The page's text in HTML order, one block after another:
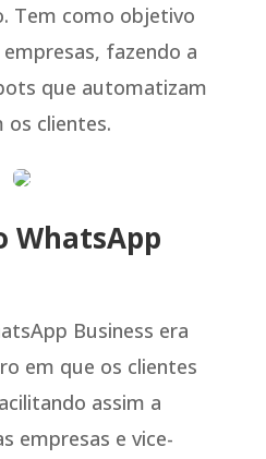
Tem como objetivo
fazendo a
que automatizam
os clientes.
WhatsApp
Business era
em que os clientes
assim a
empresas e vice-